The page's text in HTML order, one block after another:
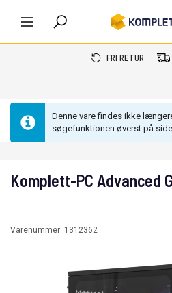
FRI RETUR
Denne vare findes ikke
søgefunktionen øverst på
Komplett-PC Advanced
Varenummer: 1312362